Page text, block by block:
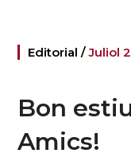
Editorial /Juliol
Bon
Amics!